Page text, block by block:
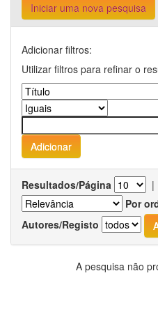
Iniciar uma nova pesquisa
Adicionar filtros:
Utilizar filtros para refinar o
Resultados/Página |
Por
Autores/Registo
A pesquisa não